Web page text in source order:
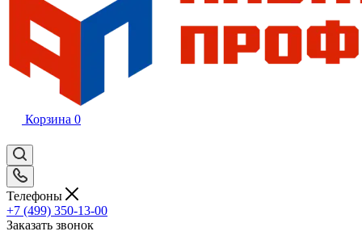
Корзина 0
Телефоны
+7 (499) 350-13-00
Заказать звонок